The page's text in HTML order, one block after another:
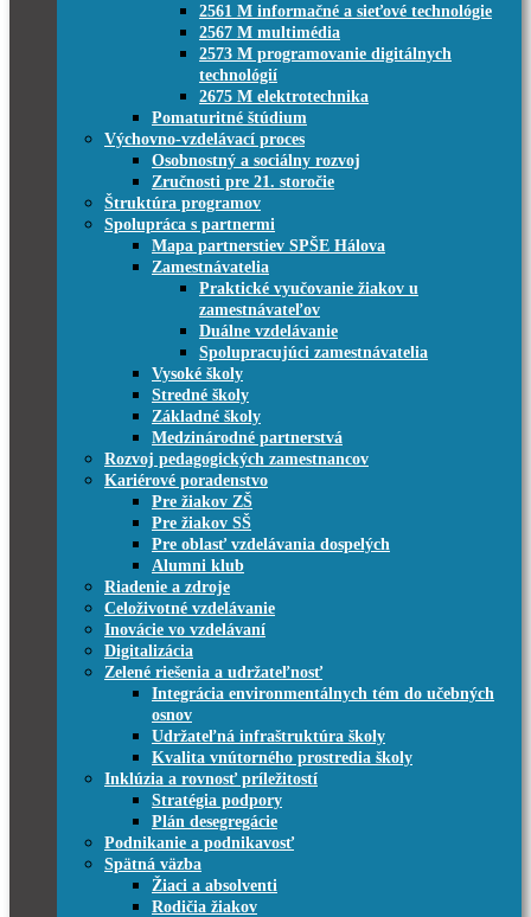
2561 M informačné a sieťové technológie
2567 M multimédia
2573 M programovanie digitálnych
technológií
2675 M elektrotechnika
Pomaturitné štúdium
Výchovno-vzdelávací proces
Osobnostný a sociálny rozvoj
Zručnosti pre 21. storočie
Štruktúra programov
Spolupráca s partnermi
Mapa partnerstiev SPŠE Hálova
Zamestnávatelia
Praktické vyučovanie žiakov u
zamestnávateľov
Duálne vzdelávanie
Spolupracujúci zamestnávatelia
Vysoké školy
Stredné školy
Základné školy
Medzinárodné partnerstvá
Rozvoj pedagogických zamestnancov
Kariérové poradenstvo
Pre žiakov ZŠ
Pre žiakov SŠ
Pre oblasť vzdelávania dospelých
Alumni klub
Riadenie a zdroje
Celoživotné vzdelávanie
Inovácie vo vzdelávaní
Digitalizácia
Zelené riešenia a udržateľnosť
Integrácia environmentálnych tém do učebných
osnov
Udržateľná infraštruktúra školy
Kvalita vnútorného prostredia školy
Inklúzia a rovnosť príležitostí
Stratégia podpory
Plán desegregácie
Podnikanie a podnikavosť
Spätná väzba
Žiaci a absolventi
Rodičia žiakov